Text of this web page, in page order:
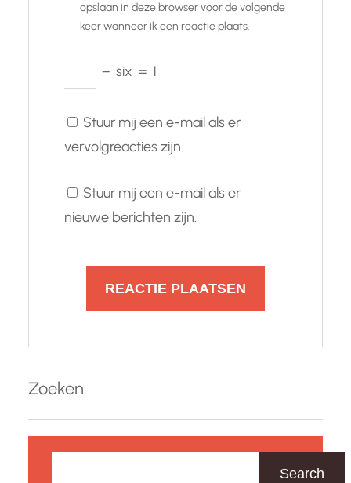
opslaan in deze browser voor de volgende
keer wanneer ik een reactie plaats.
− six = 1
Stuur mij een e-mail als er
vervolgreacties zijn.
Stuur mij een e-mail als er
nieuwe berichten zijn.
Zoeken
Search